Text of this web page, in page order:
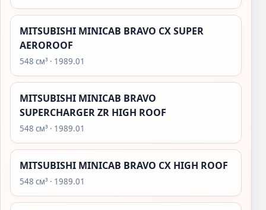
MITSUBISHI MINICAB BRAVO CX SUPER
AEROROOF
548 см³ · 1989.01
MITSUBISHI MINICAB BRAVO
SUPERCHARGER ZR HIGH ROOF
548 см³ · 1989.01
MITSUBISHI MINICAB BRAVO CX HIGH ROOF
548 см³ · 1989.01